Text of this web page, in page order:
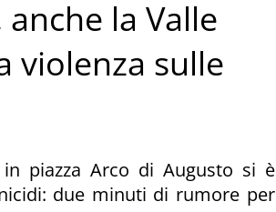
la Valle
violenza sulle
piazza Arco di Augusto si è
due minuti di rumore per